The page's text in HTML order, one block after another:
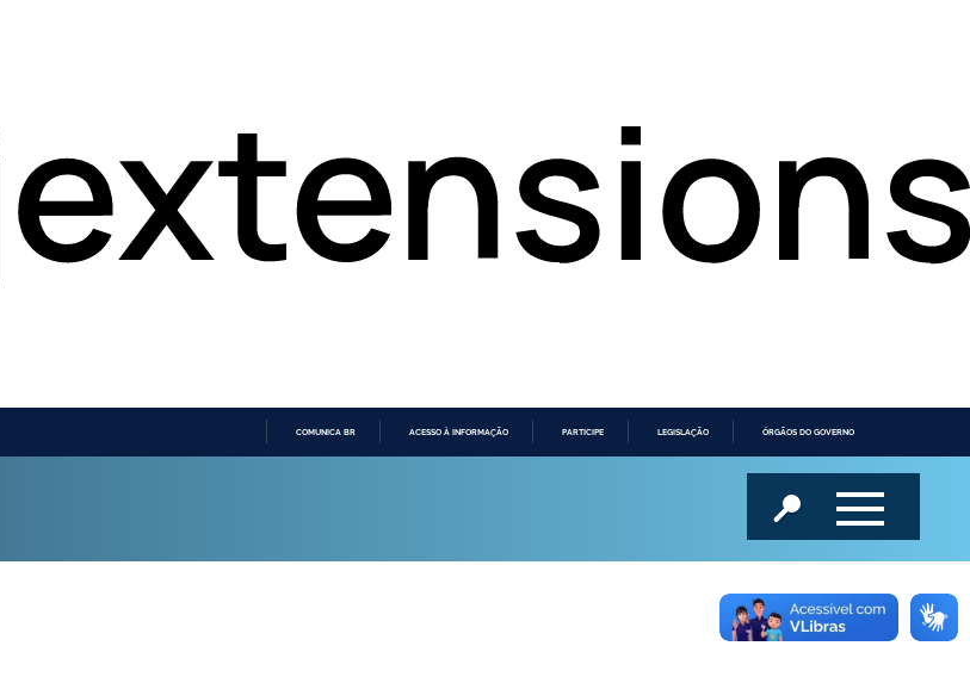
COMUNICA BR ACESSO À INFORMAÇÃO PARTICIPE LEGISLAÇÃO ÓRGÃOS DO GOVERNO